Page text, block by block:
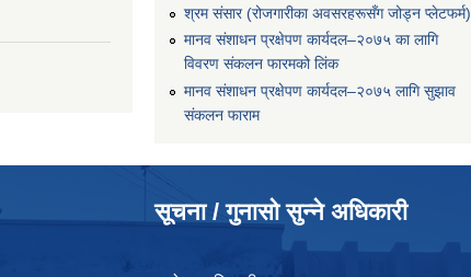
श्रम संसार (रोजगारीका अवसरहरूसँग जोड्न प्लेटफर्म)
मानव संशाधन प्रक्षेपण कार्यदल–२०७५ का लागि
विवरण संकलन फारमको लिंक
मानव संशाधन प्रक्षेपण कार्यदल–२०७५ लागि सुझाव
संकलन फाराम
सूचना / गुनासो सुन्ने अधिकारी